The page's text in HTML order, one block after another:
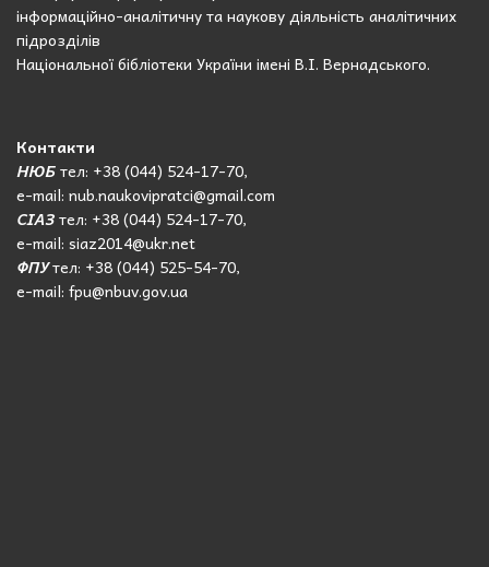
інформаційно-аналітичну та наукову діяльність аналітичних
підрозділів
Національної бібліотеки України імені В.І. Вернадського.
Контакти
НЮБтел: +38 (044) 524-17-70,
e-mail: nub.naukovipratci@gmail.com
СІАЗтел: +38 (044) 524-17-70,
e-mail: siaz2014@ukr.net
ФПУтел: +38 (044) 525-54-70,
e-mail: fpu@nbuv.gov.ua